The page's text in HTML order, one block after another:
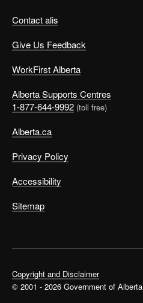
Contact alis
Give Us Feedback
WorkFirst Alberta
Alberta Supports Centres
1-877-644-9992 (toll free)
Alberta.ca
Privacy Policy
Accessibility
Sitemap
Copyright and Disclaimer
© 2001 - 2026 Government of Alberta